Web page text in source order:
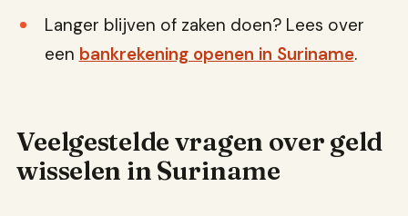
Langer blijven of zaken doen? Lees over
een bankrekening openen in Suriname.
Veelgestelde vragen over geld
wisselen in Suriname